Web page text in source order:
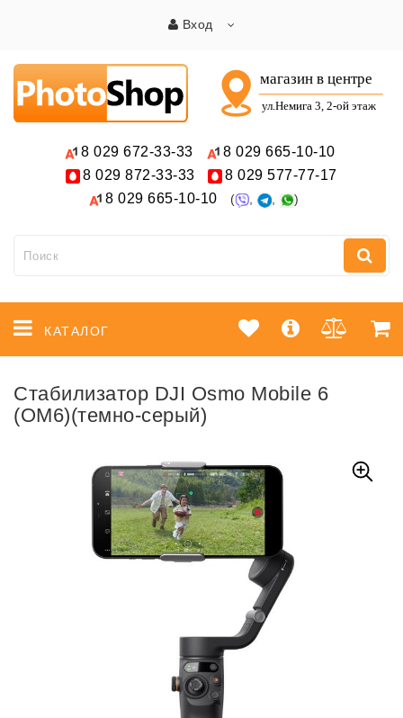
Вход
8 029 672-33-33 8 029 665-10-10
8 029 872-33-33 8 029 577-77-17
8 029 665-10-10 ( , , )
КАТАЛОГ
Стабилизатор DJI Osmo Mobile 6
(OM6)(темно-серый)